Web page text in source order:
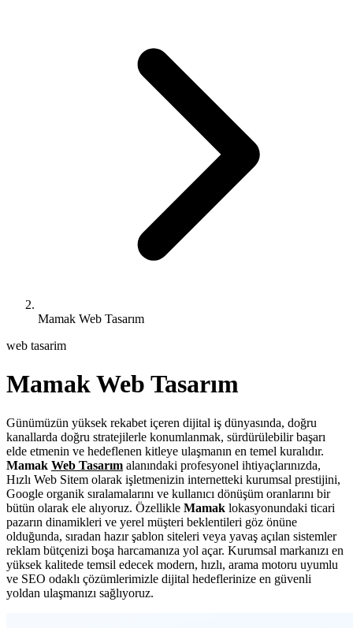
Mamak Web Tasarım
web tasarim
Mamak Web Tasarım
Günümüzün yüksek rekabet içeren dijital iş dünyasında, doğru
kanallarda doğru stratejilerle konumlanmak, sürdürülebilir başarı
elde etmenin ve hedeflenen kitleye ulaşmanın en temel kuralıdır.
Mamak Web Tasarım alanındaki profesyonel ihtiyaçlarınızda,
Hızlı Web Sitem olarak işletmenizin internetteki kurumsal prestijini,
Google organik sıralamalarını ve kullanıcı dönüşüm oranlarını bir
bütün olarak ele alıyoruz. Özellikle Mamak lokasyonundaki ticari
pazarın dinamikleri ve yerel müşteri beklentileri göz önüne
olduğunda, sıradan hazır şablon siteleri veya yavaş açılan sistemler
reklam bütçenizi boşa harcamanıza yol açar. Kurumsal markanızı en
yüksek kalitede temsil edecek modern, hızlı, arama motoru uyumlu
ve SEO odaklı çözümlerimizle dijital hedeflerinize en güvenli
yoldan ulaşmanızı sağlıyoruz.